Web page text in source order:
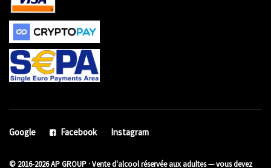
Google Facebook Instagram
© 2016-2026 AP GROUP · Vente d'alcool réservée aux adultes — vous devez